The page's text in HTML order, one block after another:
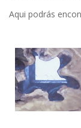
Aqui podrás